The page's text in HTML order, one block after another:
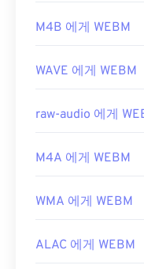
https://
4.html
https://
M4B 에게 WEBM
WAVE 에게 WEBM
raw-audio 에게
M4A 에게 WEBM
WMA 에게 WEBM
ALAC 에게 WEBM